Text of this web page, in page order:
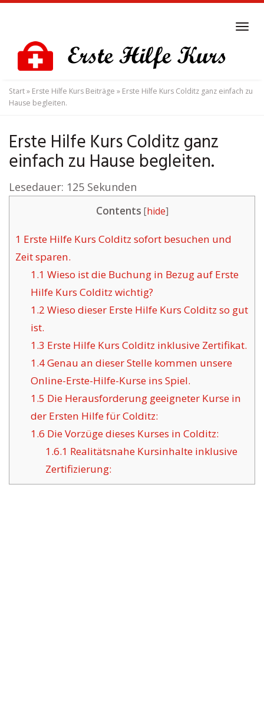
content
Start» Erste Hilfe Kurs Beiträge » Erste Hilfe Kurs Colditz ganz einfach zu
Hause begleiten.
Erste Hilfe Kurs Colditz ganz
einfach zu Hause begleiten.
Lesedauer: 125 Sekunden
Contents [hide]
1 Erste Hilfe Kurs Colditz sofort besuchen und
Zeit sparen.
1.1 Wieso ist die Buchung in Bezug auf Erste
Hilfe Kurs Colditz wichtig?
1.2 Wieso dieser Erste Hilfe Kurs Colditz so gut
ist.
1.3 Erste Hilfe Kurs Colditz inklusive Zertifikat.
1.4Genau an dieser Stelle kommen unsere
Online-Erste-Hilfe-Kurse ins Spiel.
1.5 Die Herausforderung geeigneter Kurse in
der Ersten Hilfe für Colditz:
1.6 Die Vorzüge dieses Kurses in Colditz:
1.6.1 Realitätsnahe Kursinhalte inklusive
Zertifizierung: